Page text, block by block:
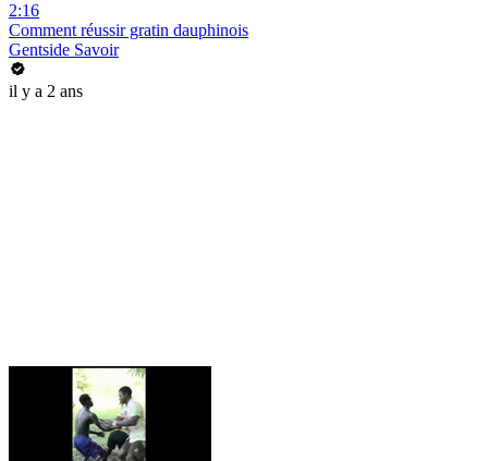
2:16
Comment réussir gratin dauphinois
Gentside Savoir
il y a 2 ans